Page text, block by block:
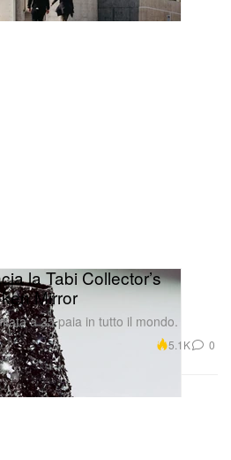
la Tabi Collector’s
Mirror
a 25 paia in tutto il mondo.
5.1K 0